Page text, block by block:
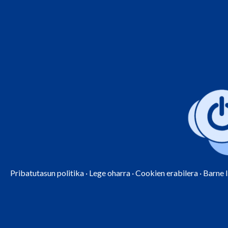
Pribatutasun politika · Lege oharra ·Cookien erabilera · Barne